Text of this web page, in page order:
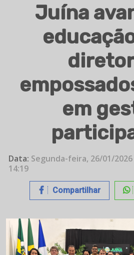
Juína
em
Data: Segunda-feira, 26/01/2026
14:19
Compartilhar